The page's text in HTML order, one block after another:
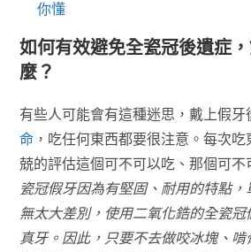
你懂
如何有效避免全瓷冠後遺症
麼？
有些人可能會有這種迷思，戴上假牙
命 ，吃任何東西都要很注意。每次
兢的評估這個可不可以吃、那個可不
瓷冠假牙因為有堅固、耐用的特點
無太大差別，使用二氧化鋯的全瓷
真牙。因此，只要不去做咬冰塊、